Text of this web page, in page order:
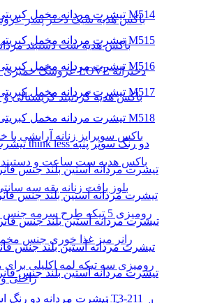
باکس هدیه شیک دختر پسر
باکس هدیه ست دستبند
عروسک خمیری طرح LOVE دخترانه
باکس هدیه گردنبند
باکس سوپرایز زنانه آرایشی
باکس هدیه ست ساعت و دستبند
بلوز بافت زنانه یقه سه
رومیزی 5 تیکه طرح سرمه جنس مخمل
رانر میز غذا خوری جنس
رومیزی سه تیکه لمه اکلیلی
راحتی
تیشرت مردانه مخمل کبریتی سه رنگ مدل M514
تیشرت مردانه مخمل کبریتی سه رنگ مدل M515
تیشرت مردانه مخمل کبریتی سه رنگ مدل M516
تیشرت مردانه مخمل کبریتی سه رنگ مدل M517
تیشرت مردانه مخمل کبریتی سه رنگ مدل M518
تیشرت مردانه برند think less دو رنگ سوپر پنبه
تیشرت مردانه آستین بلند جنس
تیشرت مردانه آستین بلند جنس
تیشرت مردانه آستین بلند جنس
تیشرت مردانه آستین بلند جنس
تیشرت مردانه آستین بلند جنس
تیشرت مردانه دو رنگ اسپورت مدل T3-211